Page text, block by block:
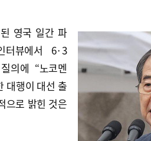
영국 일간 파
터뷰에서 6·3
의에 “노코멘
대행이 대선 출
으로 밝힌 것은